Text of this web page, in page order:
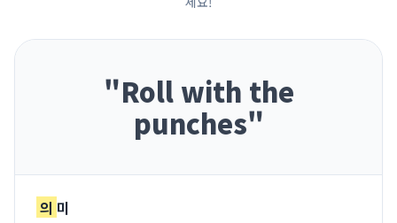
"Roll with the
punches"
의 미